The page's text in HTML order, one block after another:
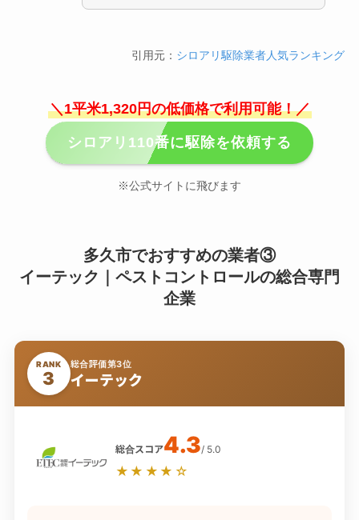
引用元： シロアリ駆除業者人気ランキング
＼1平米1,320円の低価格で利用可能！／
シロアリ110番に駆除を依頼する
※公式サイトに飛びます
多久市でおすすめの業者③
イーテック｜ペストコントロールの総合専門
企業
RANK
3
総合評価第3位
イーテック
総合スコア4.3/ 5.0
★★★★☆